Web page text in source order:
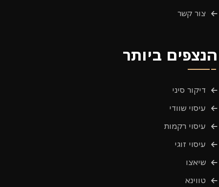
צור קשר
הנצפים ביותר
דיקור סיני
עיסוי שוודי
עיסוי רקמות
עיסוי זוגי
שיאצו
טווינא